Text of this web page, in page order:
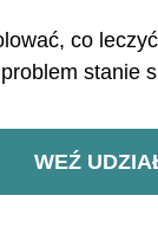
WEŹ
co
stanie